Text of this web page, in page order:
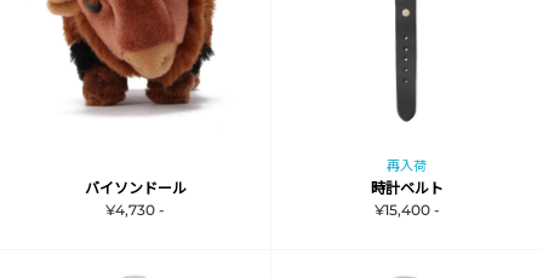
バイソンドール
¥4,730 -
再入荷
時計ベルト
¥15,400 -